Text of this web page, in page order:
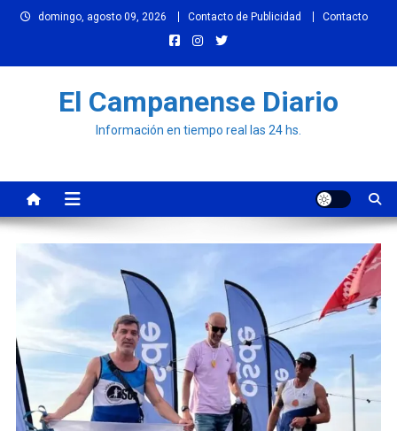
Skip
domingo, agosto 09, 2026 Contacto de Publicidad Contacto
El Campanense Diario
Información en tiempo real las 24 hs.